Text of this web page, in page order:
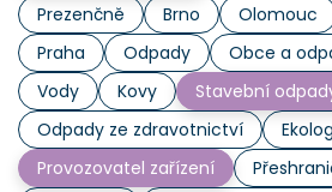
Prezenčně
Brno Olomouc
Praha
Odpady Obce a
Vody
Kovy
Stavební
Odpady ze zdravotnictví
Provozovatel zařízení